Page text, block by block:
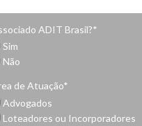
ADIT Brasil?*
Sim
Não
de Atuação*
Advogados
Loteadores ou Incorporadores